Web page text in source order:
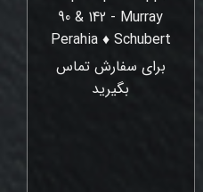
90 & 142 - Murray
Perahia ♦ Schubert
برای سفارش تماس
بگیرید